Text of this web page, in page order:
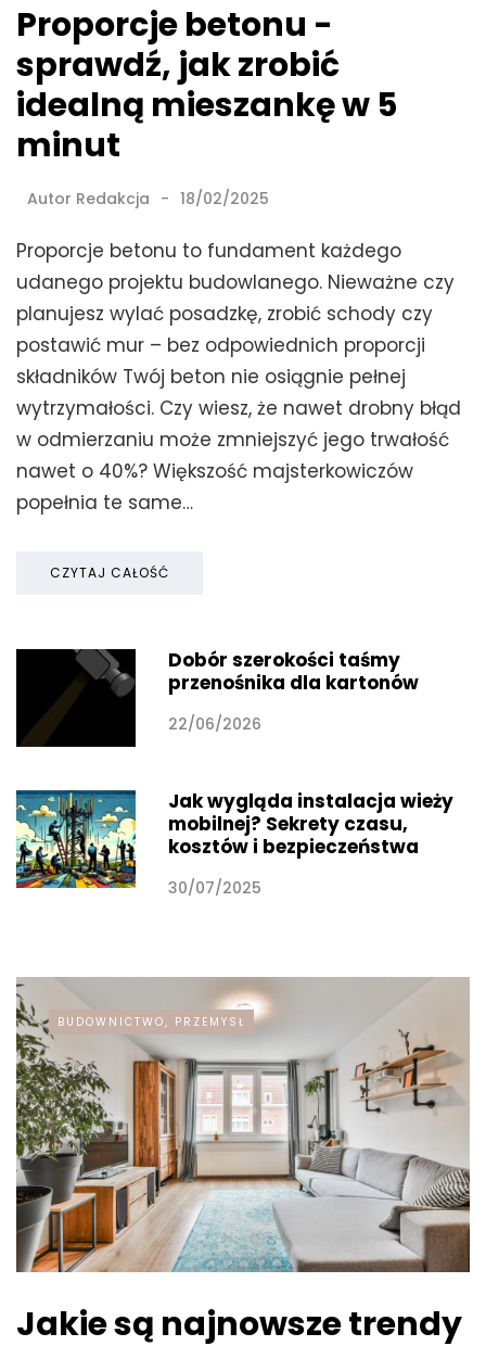
Proporcje betonu -
sprawdź, jak zrobić
idealną mieszankę w 5
minut
Autor Redakcja 18/02/2025
Proporcje betonu to fundament każdego
udanego projektu budowlanego. Nieważne czy
planujesz wylać posadzkę, zrobić schody czy
postawić mur – bez odpowiednich proporcji
składników Twój beton nie osiągnie pełnej
wytrzymałości. Czy wiesz, że nawet drobny błąd
w odmierzaniu może zmniejszyć jego trwałość
nawet o 40%? Większość majsterkowiczów
popełnia te same…
CZYTAJ CAŁOŚĆ
Dobór szerokości taśmy
przenośnika dla kartonów
22/06/2026
Jak wygląda instalacja wieży
mobilnej? Sekrety czasu,
kosztów i bezpieczeństwa
30/07/2025
BUDOWNICTWO, PRZEMYSŁ
Jakie są najnowsze trendy